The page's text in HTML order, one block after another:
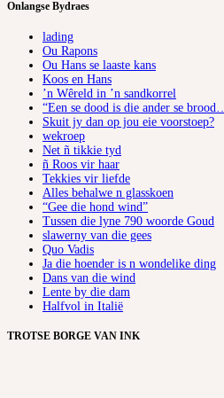
Onlangse Bydraes
lading
Ou Rapons
Ou Hans se laaste kans
Koos en Hans
’n Wêreld in ’n sandkorrel
“Een se dood is die ander se
Skuit jy dan op jou eie voorstoep?
wekroep
Net ñ tikkie tyd
ñ Roos vir haar
Tekkies vir liefde
Alles behalwe n glasskoen
“Gee die hond wind”
Tussen die lyne 790 woorde Goud
slawerny van die gees
Quo Vadis
Ja die hoender is n wondelike ding
Dans van die wind
Lente by die dam
Halfvol in Italië
TROTSE BORGE VAN INK